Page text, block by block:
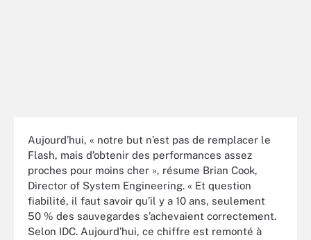
Aujourd’hui, « notre but n’est pas de remplacer le
Flash, mais d’obtenir des performances assez
proches pour moins cher », résume Brian Cook,
Director of System Engineering. « Et question
fiabilité, il faut savoir qu’il y a 10 ans, seulement
50 % des sauvegardes s’achevaient correctement.
Selon IDC. Aujourd’hui, ce chiffre est remonté à